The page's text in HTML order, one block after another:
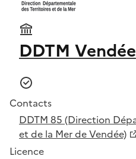
DDTM Vendée
Contacts
DDTM 85 (Direction
et de la Mer de Vendée)
Licence